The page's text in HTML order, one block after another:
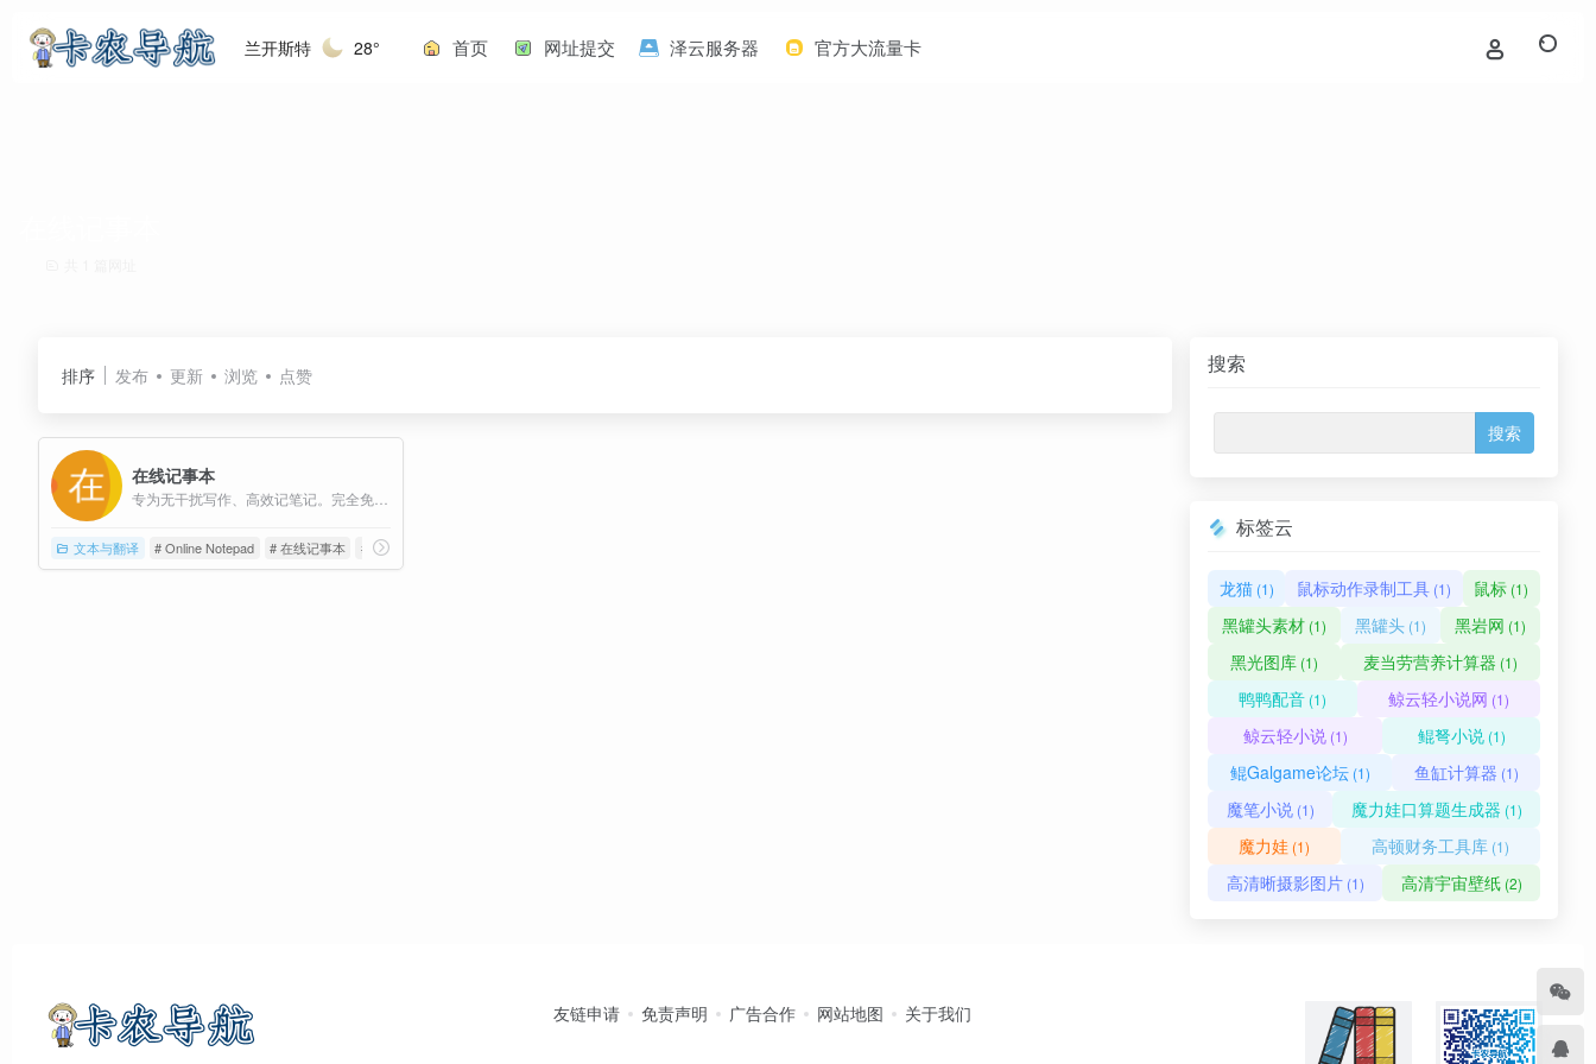
兰开斯特 28° 首页 网址提交 泽云服务器 官方大流量卡
排序 发布 更新 浏览 点赞
在线记事本
文本与翻译 # Online Notepad # 在线记事本 # 文本工具
搜索
标签云
龙猫(1) 鼠标动作录制工具(1) 鼠标 (1)
黑罐头素材 (1) 黑罐头 (1) 黑岩网 (1)
黑光图库 (1) 麦当劳营养计算器 (1)
鸭鸭配音 (1) 鲸云轻小说网 (1)
鲸云轻小说(1) 鲲弩小说(1)
鲲Galgame论坛(1) 鱼缸计算器 (1)
魔笔小说(1) 魔力娃口算题生成器 (1)
魔力娃 (1) 高顿财务工具库 (1)
高清晰摄影图片(1) 高清宇宙壁纸(2)
友链申请 免责声明 广告合作 网站地图 关于我们